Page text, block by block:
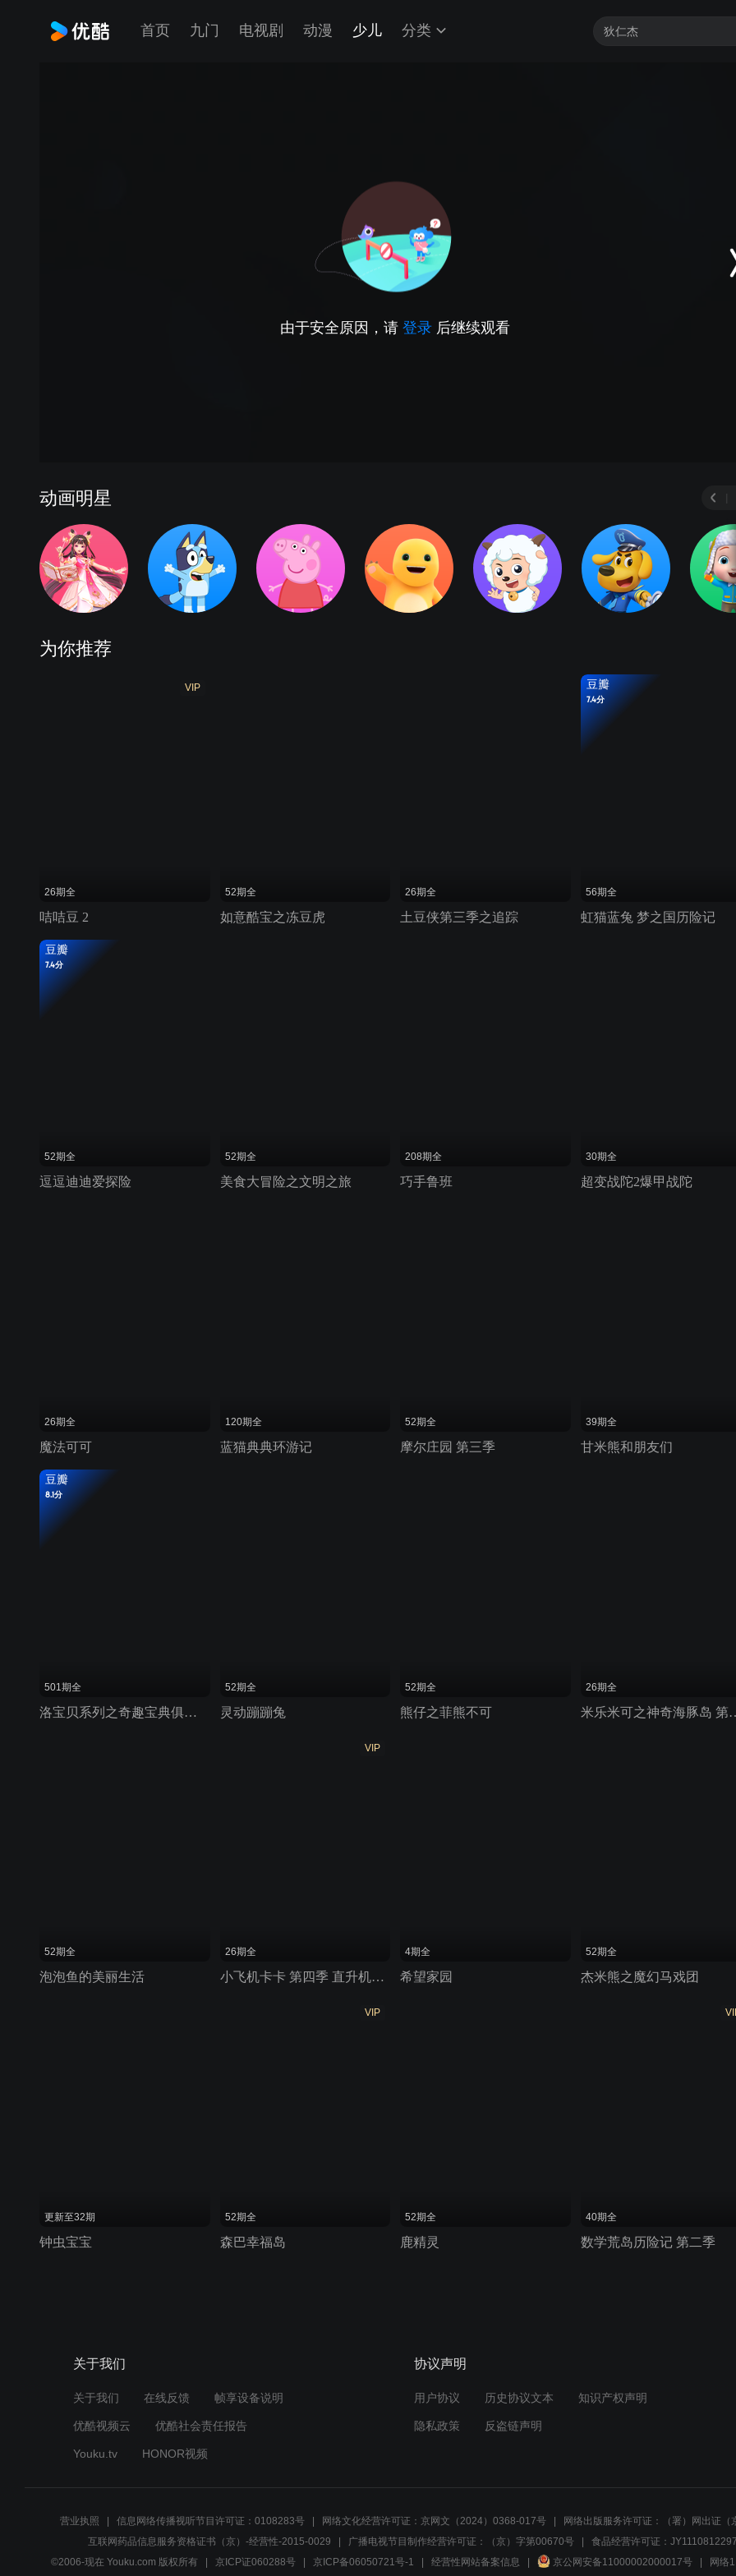
首页 九门 电视剧 动漫 少儿 分类
由于安全原因，请 登录 后继续观看
动画明星
为你推荐
VIP
26期全
咭咭豆 2
52期全
如意酷宝之冻豆虎
26期全
土豆侠第三季之追踪
豆瓣
7.4分
56期全
虹猫蓝兔 梦之国历险记
豆瓣
7.4分
52期全
逗逗迪迪爱探险
52期全
美食大冒险之文明之旅
208期全
巧手鲁班
30期全
超变战陀2爆甲战陀
26期全
魔法可可
120期全
蓝猫典典环游记
52期全
摩尔庄园 第三季
39期全
甘米熊和朋友们
豆瓣
8.1分
501期全
洛宝贝系列之奇趣宝典俱乐部
52期全
灵动蹦蹦兔
52期全
熊仔之菲熊不可
26期全
米乐米可
52期全
泡泡鱼的美丽生活
VIP
26期全
小飞机卡卡 第四季 直升机芒果文
4期全
希望家园
52期全
杰米熊之魔幻马戏团
更新至32期
钟虫宝宝
VIP
52期全
森巴幸福岛
52期全
鹿精灵
40期全
数学荒岛历险记 第二季
关于我们
关于我们 在线反馈 帧享设备说明
优酷视频云 优酷社会责任报告
Youku.tv HONOR视频
协议声明
用户协议 历史协议文本 知识产权声明
隐私政策 反盗链声明
营业执照 信息网络传播视听节目许可证：0108283号 网络文化经营许可证：京网文（2024）0368-017号
网络出版服务许可证：（署）网出证（
互联网药品信息服务资格证书（京）-经营性-2015-0029
广播电视节目制作经营许可证：（京）字第00670号
食品经营许可证：
©2006-现在 Youku.com 版权所有
京ICP证060288号 京ICP备06050721号-1 经营性网站备案信息 京公网安备11000002000017号 网络